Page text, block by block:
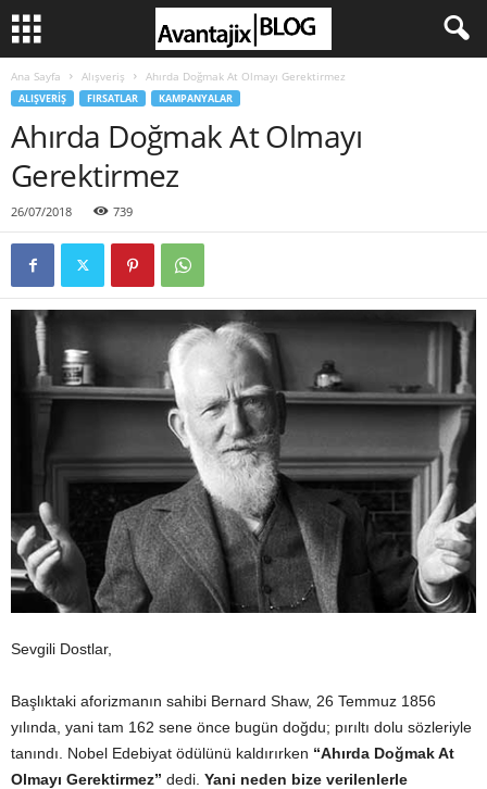
Ana Sayfa Alışveriş Ahırda Doğmak At Olmayı Gerektirmez
ALIŞVERIŞ FIRSATLAR KAMPANYALAR
Ahırda Doğmak At Olmayı
Gerektirmez
26/07/2018 739
Sevgili Dostlar,
Başlıktaki aforizmanın sahibi Bernard Shaw, 26 Temmuz 1856
yılında, yani tam 162 sene önce bugün doğdu; pırıltı dolu sözleriyle
tanındı. Nobel Edebiyat ödülünü kaldırırken “Ahırda Doğmak At
Olmayı Gerektirmez” dedi. Yani neden bize verilenlerle